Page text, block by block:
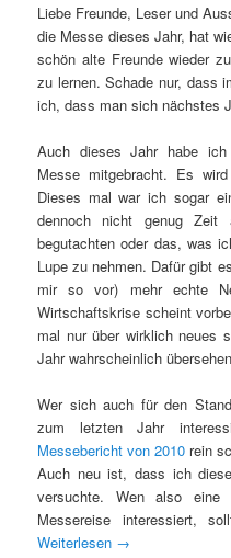
Liebe Freunde, Leser und
die Messe dieses Jahr, hat
schön alte Freunde wieder
zu lernen. Schade nur, dass
ich, dass man sich nächstes
Auch dieses Jahr habe
Messe mitgebracht. Es
Dieses mal war ich sogar
dennoch nicht genug
begutachten oder das, was
Lupe zu nehmen. Dafür gibt
mir so vor) mehr echte
Wirtschaftskrise scheint
mal nur über wirklich neues
Jahr wahrscheinlich
Wer sich auch für den
zum letzten Jahr
Messebericht von 2010 rein
Auch neu ist, dass ich
versuchte. Wen also eine
Messereise interessiert,
Weiterlesen →